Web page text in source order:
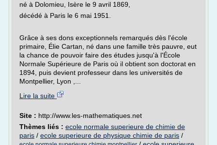
né à Dolomieu, Isère le 9 avril 1869,
décédé à Paris le 6 mai 1951.
Grâce à ses dons exceptionnels remarqués dès l'école
primaire, Élie Cartan, né dans une famille très pauvre, eut
la chance de pouvoir faire des études jusqu'à l'École
Normale Supérieure de Paris où il obtient son doctorat en
1894, puis devient professeur dans les universités de
Montpellier, Lyon ,...
Lire la suite
Site : http://www.les-mathematiques.net
Thèmes liés : ecole normale superieure de chimie de
paris / ecole superieure de physique chimie de paris /